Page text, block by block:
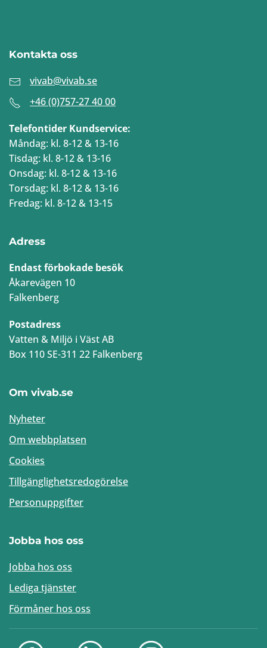
Kontakta oss
vivab@vivab.se
+46 (0)757-27 40 00
Telefontider Kundservice:
Måndag: kl. 8-12 & 13-16
Tisdag: kl. 8-12 & 13-16
Onsdag: kl. 8-12 & 13-16
Torsdag: kl. 8-12 & 13-16
Fredag: kl. 8-12 & 13-15
Adress
Endast förbokade besök
Åkarevägen 10
Falkenberg
Postadress
Vatten & Miljö i Väst AB
Box 110 SE-311 22 Falkenberg
Om vivab.se
Nyheter
Om webbplatsen
Cookies
Tillgänglighetsredogörelse
Personuppgifter
Jobba hos oss
Jobba hos oss
Lediga tjänster
Förmåner hos oss